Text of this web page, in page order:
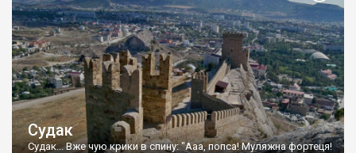
Судак
Судак... Вже чую крики в спину: "Ааа, попса! Муляжна фортеця!